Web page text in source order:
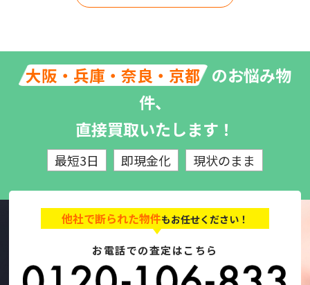
大阪・兵庫・奈良・京都 のお悩み物
件、
直接買取いたします！
最短3日 即現金化 現状のまま
他社で断られた物件もお任せください！
お電話での査定はこちら